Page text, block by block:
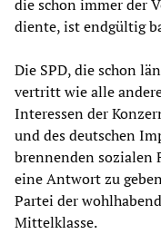
die schon immer der
diente, ist endgültig
Die SPD, die schon
vertritt wie alle
Interessen der
und des deutschen
brennenden sozialen
eine Antwort zu
Partei der
Mittelklasse.